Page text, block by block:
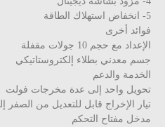
أخرى
مع حجم 10 جولات مقفلة
معدني بطلاء إلكتروستاتيكي
والدعم
واحد إلى عدة مخرجات فولت
الإخراج قابل للتعديل من الصفر
مفتاح التحکم